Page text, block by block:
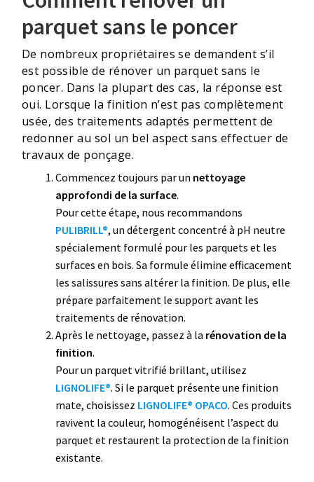
parquet sans le poncer
De nombreux propriétaires se demandent s’il
est possible de rénover un parquet sans le
poncer. Dans la plupart des cas, la réponse est
oui. Lorsque la finition n’est pas complètement
usée, des traitements adaptés permettent de
redonner au sol un bel aspect sans effectuer de
travaux de ponçage.
Commencez toujours par un nettoyage
approfondi de la surface.
Pour cette étape, nous recommandons
PULIBRILL®, un détergent concentré à pH neutre
spécialement formulé pour les parquets et les
surfaces en bois. Sa formule élimine efficacement
les salissures sans altérer la finition. De plus, elle
prépare parfaitement le support avant les
traitements de rénovation.
Après le nettoyage, passez à la rénovation de la
finition.
Pour un parquet vitrifié brillant, utilisez
LIGNOLIFE®. Si le parquet présente une finition
mate, choisissez LIGNOLIFE® OPACO. Ces produits
ravivent la couleur, homogénéisent l’aspect du
parquet et restaurent la protection de la finition
existante.